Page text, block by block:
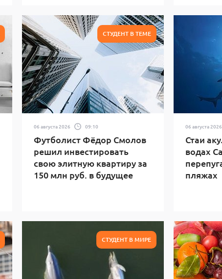
СТУДЕНТ В ТЕМЕ
06 августа 2026 09:10
Футболист Фёдор Смолов
решил инвестировать
свою элитную квартиру за
150 млн руб. в будущее
06 августа 2026
Стаи
водах
пляжах
СТУДЕНТ В МИРЕ